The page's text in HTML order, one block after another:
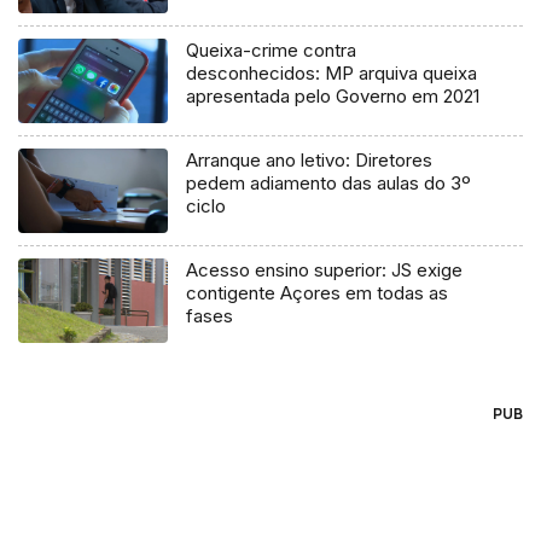
Queixa-crime contra
desconhecidos: MP arquiva queixa
apresentada pelo Governo em 2021
Arranque ano letivo: Diretores
pedem adiamento das aulas do 3º
ciclo
Acesso ensino superior: JS exige
contigente Açores em todas as
fases
PUB